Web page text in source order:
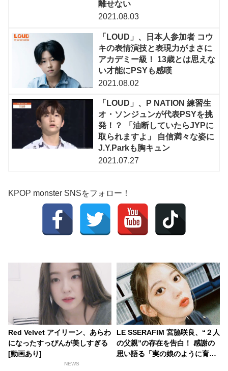
離せない
2021.08.03
「LOUD」、日本人参加者 コウ
キの表情演技と表現力がまさに
アカデミー級！ 13歳とは思えな
い才能にPSYも感嘆
2021.08.02
「LOUD」、P NATION 練習生
オ・ソンジュンが代表PSYを挑
発！？ 「油断していたらJYPに
取られますよ」 自信満々な姿に
J.Y.Parkも胸キュン
2021.07.27
KPOP monster SNSをフォロー！
Red Velvet アイリーン、あらわ
になったすっぴんが美しすぎる
[動画あり]
NEWS
LE SSERAFIM 宮脇咲良、“２人
の父親”の存在を告白！ 感謝の
思い語る「実の娘のように育て